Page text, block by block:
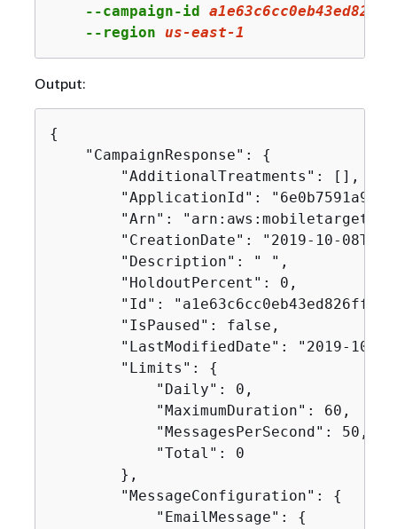
    --campaign-id
    --region
us-east-1
Output:
{
    "CampaignResponse":
{
        "AdditionalTreatments": [],
"ApplicationId":
"Arn":
"CreationDate": "2019-10-
        "Description": " ",
        "HoldoutPercent": 0,
"Id":
        "IsPaused": false,
"LastModifiedDate": "2019-10-
        "Limits":
{
            "Daily": 0,
            "MaximumDuration": 60,
            "MessagesPerSecond": 50,
            "Total": 0
        },
        "MessageConfiguration":
{
            "EmailMessage":
{